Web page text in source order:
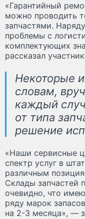
«Гарантийный
можно проводить
запчастями.
проблемы с
комплектующих
рассказал
Некоторые
словам,
каждый
от типа
решение
«Наши сервисные
спектр услуг в
различным
Склады запчастей
очевидно, что
ряду марок
на 2-3 месяца», —